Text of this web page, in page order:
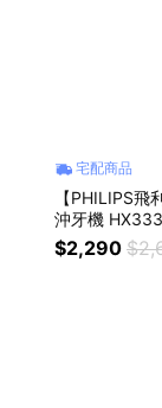
宅配商品
【PHILIPS
沖牙機
$2,290